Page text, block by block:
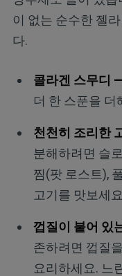
이 없는 순수한 젤
다.
콜라겐 스무디 —
더 한 스푼을 더
천천히 조리한
분해하려면 슬
찜(팟 로스트),
고기를 맛보세요
껍질이 붙어 있
존하려면 껍질
요리하세요. 느